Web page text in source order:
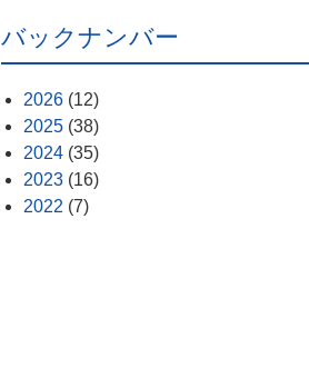
バックナンバー
2026 (12)
2025 (38)
2024 (35)
2023 (16)
2022 (7)